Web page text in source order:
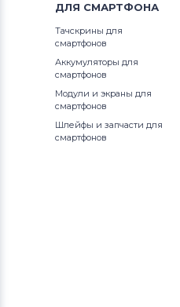
Pavilion dv3 Series
Pavilion dv5 Series
ДЛЯ СМАРТФОНА
Тачскрины для
смартфонов
Аккумуляторы для
смартфонов
Модули и экраны для
смартфонов
Шлейфы и запчасти для
смартфонов